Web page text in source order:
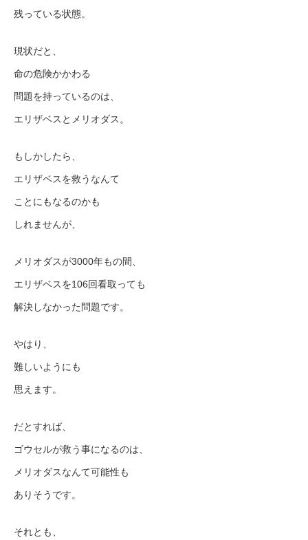
残っている状態。
現状だと、
命の危険かかわる
問題を持っているのは、
エリザベスとメリオダス。
もしかしたら、
エリザベスを救うなんて
ことにもなるのかも
しれませんが、
メリオダスが3000年もの間、
エリザベスを106回看取っても
解決しなかった問題です。
やはり、
難しいようにも
思えます。
だとすれば、
ゴウセルが救う事になるのは、
メリオダスなんて可能性も
ありそうです。
それとも、